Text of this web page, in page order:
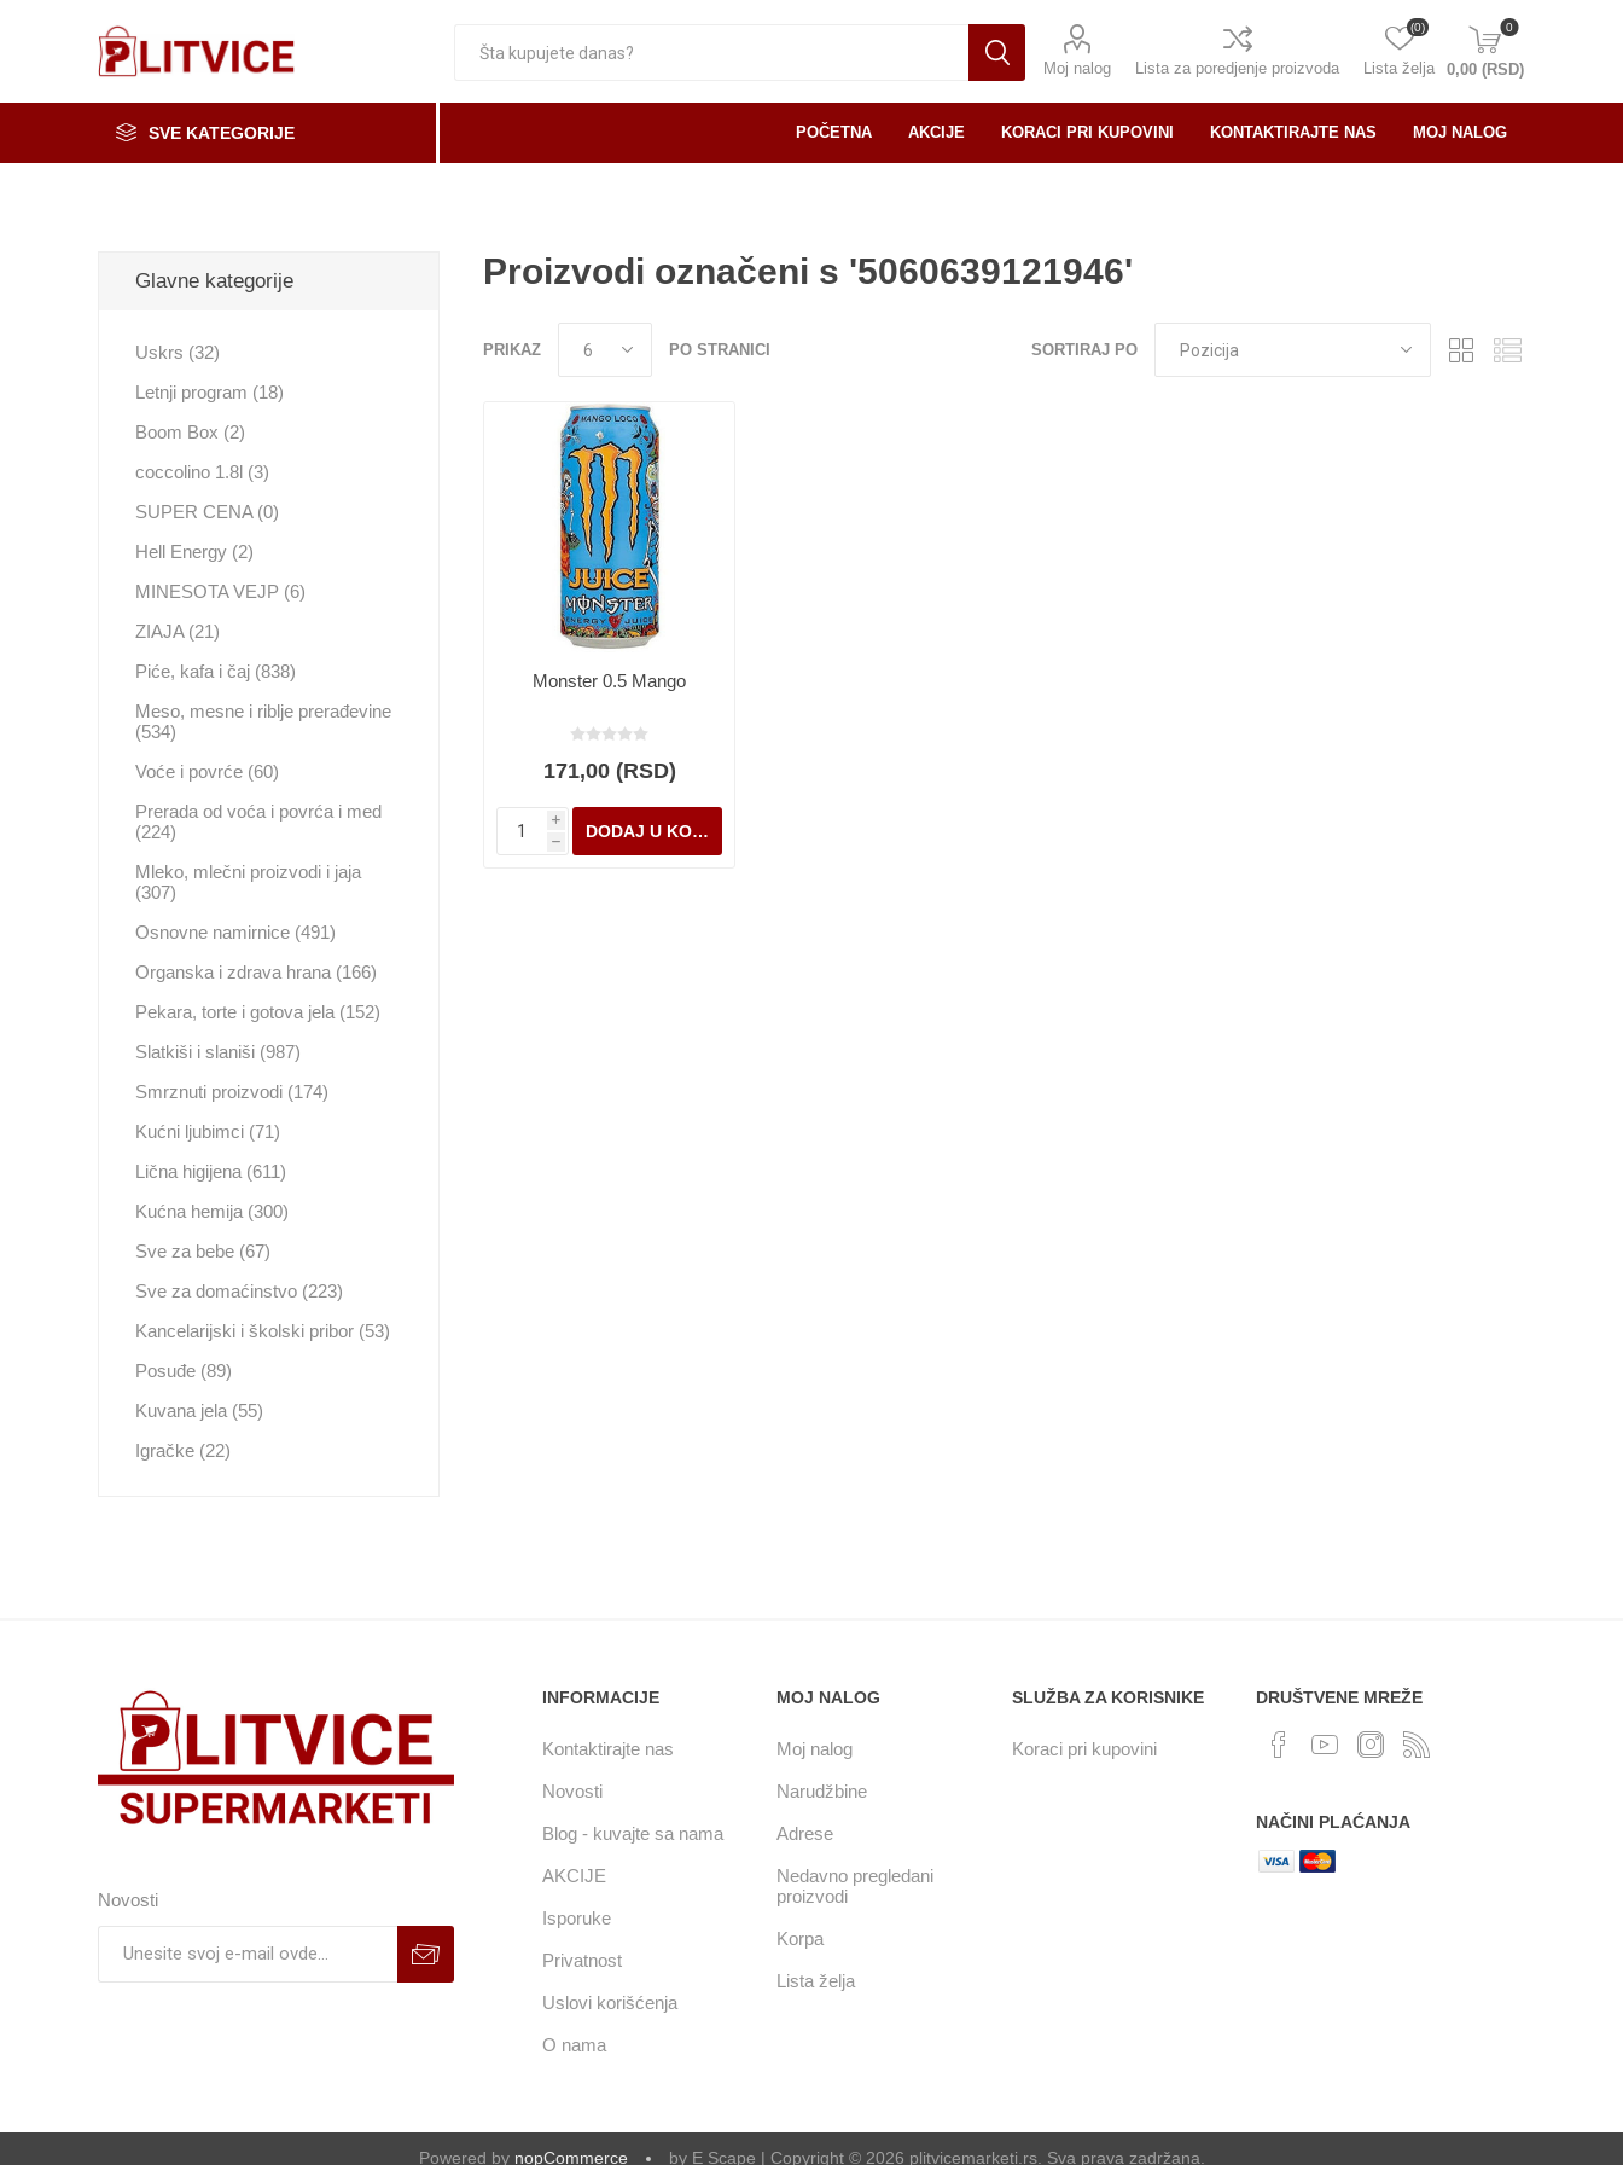
Moj nalog Lista za poredjenje proizvoda Lista želja
(0) 0
0,00 (RSD)
SVE KATEGORIJE
Mleko, mlečni proizvodi i jaja
Prerada od voća i povrća i med
Organska i zdrava hrana
Pekara, torte i gotova jela
Smrznuti proizvodi
Lična higijena
Slatkiši i slaniši
Kućna hemija
Sve za bebe
Kancelarijski i školski pribor
Sve za domaćinstvo
Čaše
POČETNA AKCIJE KORACI PRI KUPOVINI KONTAKTIRAJTE NAS MOJ NALOG
Glavne kategorije
Uskrs (32)
Letnji program (18)
Boom Box (2)
coccolino 1.8l (3)
SUPER CENA (0)
Hell Energy (2)
MINESOTA VEJP (6)
ZIAJA (21)
Piće, kafa i čaj (838)
Meso, mesne i riblje prerađevine
(534)
Voće i povrće (60)
Prerada od voća i povrća i med
(224)
Mleko, mlečni proizvodi i jaja
(307)
Osnovne namirnice (491)
Organska i zdrava hrana (166)
Pekara, torte i gotova jela (152)
Slatkiši i slaniši (987)
Smrznuti proizvodi (174)
Kućni ljubimci (71)
Lična higijena (611)
Kućna hemija (300)
Sve za bebe (67)
Sve za domaćinstvo (223)
Kancelarijski i školski pribor (53)
Posuđe (89)
Kuvana jela (55)
Igračke (22)
Proizvodi označeni s '5060639121946'
SORTIRAJ PO
PRIKAZ PO STRANICI
Monster 0.5 Mango
171,00 (RSD)
i
h
Novosti
INFORMACIJE
Kontaktirajte nas
Novosti
Blog - kuvajte sa nama
AKCIJE
Isporuke
Privatnost
Uslovi korišćenja
O nama
MOJ NALOG
Moj nalog
Narudžbine
Adrese
Nedavno pregledani
proizvodi
Korpa
Lista želja
SLUŽBA ZA KORISNIKE
Koraci pri kupovini
DRUŠTVENE MREŽE
NAČINI PLAĆANJA
Powered by nopCommerce by E Scape | Copyright © 2026 plitvicemarketi.rs. Sva prava zadržana.